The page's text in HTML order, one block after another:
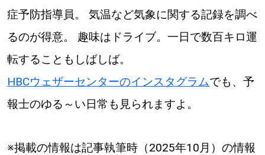
症予防指導員。 気温など気象に関する記録を調べ
るのが得意。 趣味はドライブ。一日で数百キロ運
転することもしばしば。
HBCウェザーセンターのインスタグラムでも、予
報士のゆる～い日常も見られますよ。
※掲載の情報は記事執筆時（2025年10月）の情報